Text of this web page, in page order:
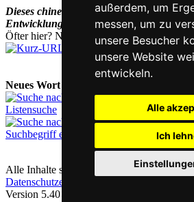
außerdem, um
messen, um zu
unsere Besucher
unsere Website
entwickeln.
Alle
Ich
Dieses chinesisch-deutsche Wörterbuch
Entwicklung und wird laufend ergänzt
Öfter hier? Nutzen Sie unsereKurz-URL
Neues Wort nachschlagen:
Listensuche
Suchbegriff eingeben
Alle Inhalte sind urheberrechtlich
Datenschutzerklärung
Version 5.40 / Letzte Aktualisierung: